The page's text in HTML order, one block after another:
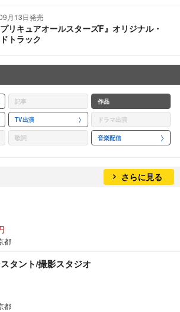
月13日発売
プリキュアオールスターズF』オリジナル・
トラック
記事 作品
TV出演 ドラマ出演
歌詞 音楽配信
さらに見る
都
タント/撮影スタジオ
都